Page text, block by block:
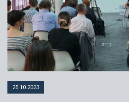
25.10.2023